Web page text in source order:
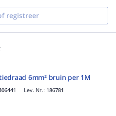
registreer
6mm² bruin per 1M
Lev. Nr.: 186781